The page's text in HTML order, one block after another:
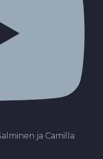
ja Camilla